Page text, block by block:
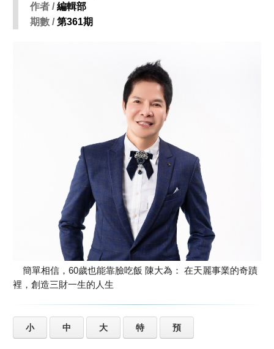
作者 /編輯部
期數 /第361期
簡單相信，60歲也能靠臉吃飯 陳大為： 在天麗事業的奇蹟
裡，創造三財一生的人生
小 中 大 特 預